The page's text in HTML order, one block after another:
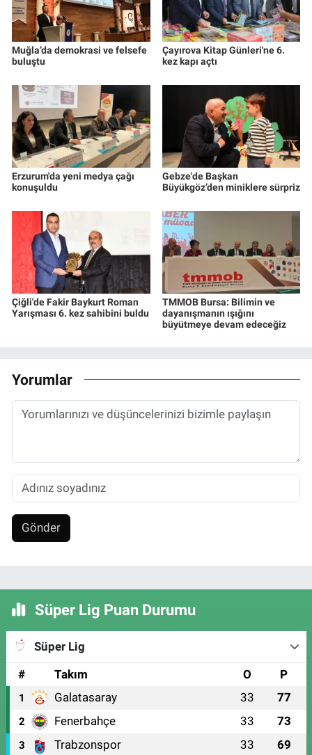
Muğla’da demokrasi ve felsefe
buluştu
Çayırova Kitap Günleri'ne 6.
kez kapı açtı
Erzurum'da yeni medya çağı
konuşuldu
Gebze'de Başkan
Büyükgöz’den miniklere sürpriz
Çiğli'de Fakir Baykurt Roman
Yarışması 6. kez sahibini buldu
TMMOB Bursa: Bilimin ve
dayanışmanın ışığını
büyütmeye devam edeceğiz
Yorumlar
Gönder
Süper Lig Puan Durumu
Süper Lig
#
Takım O P
1 Galatasaray 33 77
2 Fenerbahçe 33 73
3 Trabzonspor 33 69